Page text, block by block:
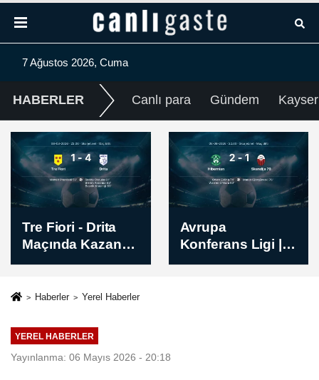
7 Ağustos 2026, Cuma
HABERLER Canlı para Gündem
Avrupa
Konferans Ligi |
Hibernian -
Sonucu: 2-1
Partizan - Tobol
Mücadelesi Sona
Erdi - Skor: 3-0
Haberler Yerel Haberler
YEREL HABERLER
Yayınlanma: 06 Mayıs 2026 - 20:18